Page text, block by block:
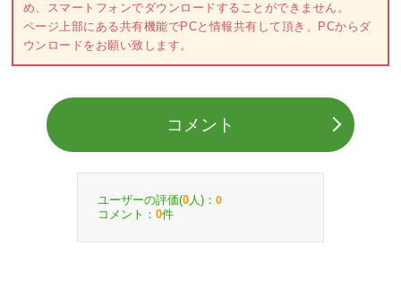
め、スマートフォンでダウンロードすることができません。
ページ上部にある共有機能でPCと情報共有して頂き、PCからダ
ウンロードをお願い致します。
コメント
ユーザーの評価(0 人)： 0
コメント： 0件